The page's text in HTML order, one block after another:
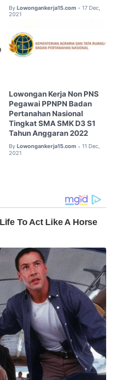
By Lowongankerja15.com • 17 Dec,
2021
Lowongan Kerja Non PNS
Pegawai PPNPN Badan
Pertanahan Nasional
Tingkat SMA SMK D3 S1
Tahun Anggaran 2022
By Lowongankerja15.com • 11 Dec,
2021